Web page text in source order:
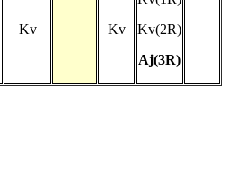
Kv Kv
Kv(2R)
Aj(3R)